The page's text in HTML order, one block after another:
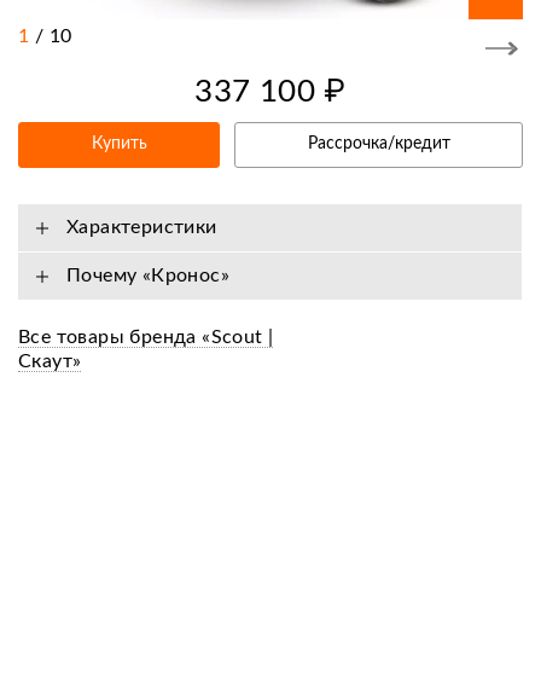
1 / 10
337 100 ₽
Купить Рассрочка/кредит
Характеристики
Почему «Кронос»
Все товары бренда «Scout |
Скаут»